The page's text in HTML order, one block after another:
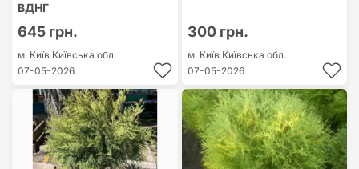
ВДНГ
645 грн.
м. Київ Київська обл.
07-05-2026
300 грн.
м. Київ Київська обл.
07-05-2026